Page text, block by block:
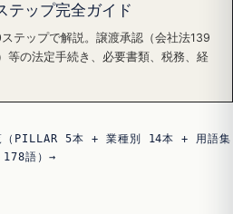
テップ完全ガイド
テップで解説。譲渡承認（会社法139
等の法定手続き、必要書類、税務、経
（PILLAR 5本 + 業種別 14本 + 用語集
178語）→